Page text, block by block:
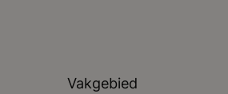
Vakgebied